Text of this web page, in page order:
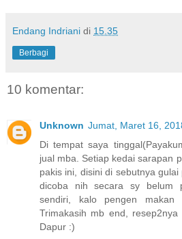
Endang Indriani di 15.35
Berbagi
10 komentar:
Unknown Jumat, Maret 16,
Di tempat saya
jual mba. Setiap kedai sarapan
pakis ini, disini di sebutnya
dicoba nih secara sy belum
sendiri, kalo pengen makan
Trimakasih mb end,
Dapur :)